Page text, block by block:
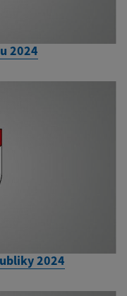
2024
2024